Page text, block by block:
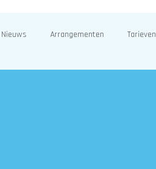
Nieuws Arrangementen Tarieven